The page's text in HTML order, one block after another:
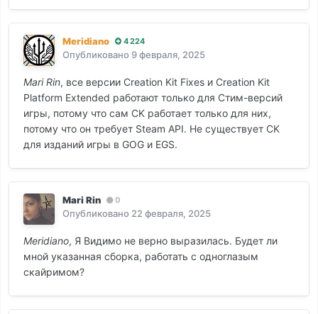
Meridiano 4 224
Опубликовано 9 февраля, 2025
Mari Rin, все версии Creatiоn Kit Fixes и Creation Kit
Platform Extended работают только для Стим-версий
игры, потому что сам CK работает только для них,
потому что он требует Steam API. Не существует CK
для изданий игры в GOG и EGS.
Mari Rin 0
Опубликовано 22 февраля, 2025
Meridiano, Я Видимо не верно выразилась. Будет ли
мной указанная сборка, работать с одноглазым
скайримом?